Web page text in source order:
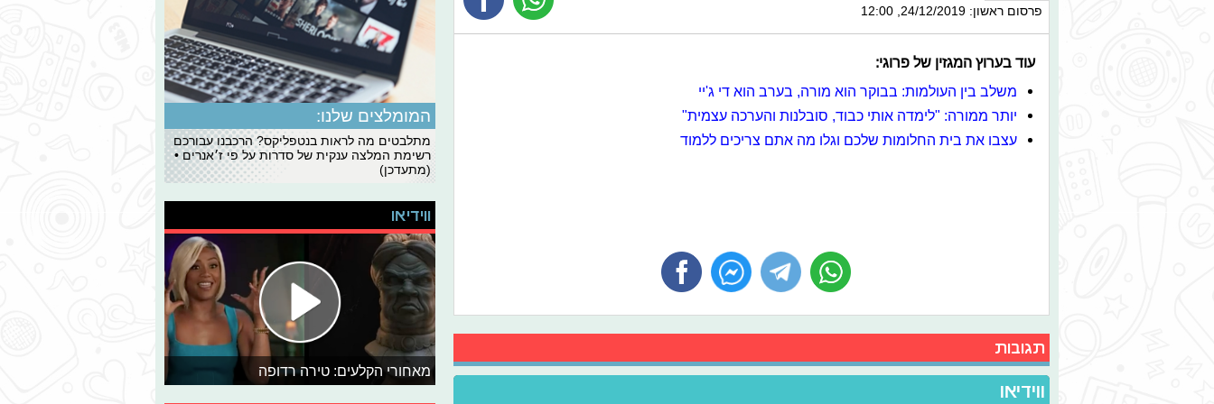
פרסום ראשון: 24/12/2019, 12:00
עוד בערוץ המגזין של פרוגי:
משלב בין העולמות: בבוקר הוא מורה, בערב הוא די ג'יי
יותר ממורה: "לימדה אותי כבוד, סובלנות והערכה עצמית"
עצבו את בית החלומות שלכם וגלו מה אתם צריכים ללמוד
תגובות
ווידיאו
המומלצים שלנו:
מתלבטים מה לראות בנטפליקס? הרכבנו עבורכם
רשימת המלצה ענקית של סדרות על פי ז׳אנרים •
(מתעדכן)
ווידיאו
מאחורי הקלעים: טירה רדופה